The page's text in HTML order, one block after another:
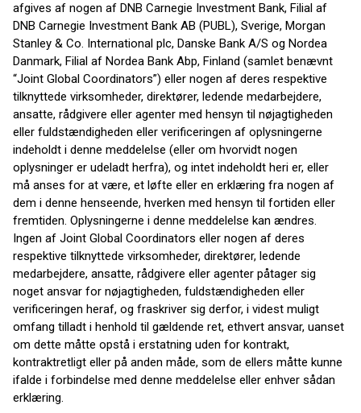
afgives af nogen af DNB Carnegie Investment Bank, Filial af
DNB Carnegie Investment Bank AB (PUBL), Sverige, Morgan
Stanley & Co. International plc, Danske Bank A/S og Nordea
Danmark, Filial af Nordea Bank Abp, Finland (samlet benævnt
“Joint Global Coordinators”) eller nogen af deres respektive
tilknyttede virksomheder, direktører, ledende medarbejdere,
ansatte, rådgivere eller agenter med hensyn til nøjagtigheden
eller fuldstændigheden eller verificeringen af oplysningerne
indeholdt i denne meddelelse (eller om hvorvidt nogen
oplysninger er udeladt herfra), og intet indeholdt heri er, eller
må anses for at være, et løfte eller en erklæring fra nogen af
dem i denne henseende, hverken med hensyn til fortiden eller
fremtiden. Oplysningerne i denne meddelelse kan ændres.
Ingen af Joint Global Coordinators eller nogen af deres
respektive tilknyttede virksomheder, direktører, ledende
medarbejdere, ansatte, rådgivere eller agenter påtager sig
noget ansvar for nøjagtigheden, fuldstændigheden eller
verificeringen heraf, og fraskriver sig derfor, i videst muligt
omfang tilladt i henhold til gældende ret, ethvert ansvar, uanset
om dette måtte opstå i erstatning uden for kontrakt,
kontraktretligt eller på anden måde, som de ellers måtte kunne
ifalde i forbindelse med denne meddelelse eller enhver sådan
erklæring.